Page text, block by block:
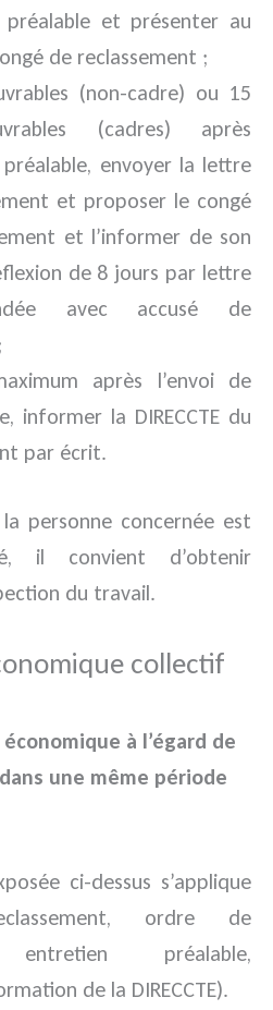
préalable et présenter au
de reclassement ;
(non-cadre) ou 15
(cadres) après
préalable, envoyer la lettre
et proposer le congé
et l’informer de son
de 8 jours par lettre
avec accusé de
après l’envoi de
informer la DIRECCTE du
par écrit.
personne concernée est
il convient d’obtenir
du travail.
collectif
à l’égard de
une même période
ci-dessus s’applique
ordre de
entretien préalable,
de la DIRECCTE).